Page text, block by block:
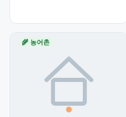
🌾 농어촌